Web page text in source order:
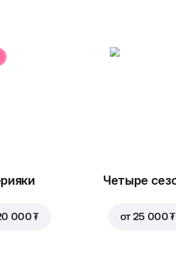
000 ₮
Четыре
от 25 000 ₮